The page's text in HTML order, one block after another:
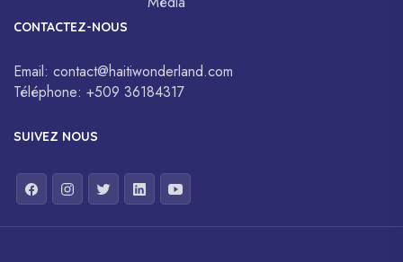
CONTACTEZ-NOUS
Email: contact@haitiwonderland.com
Téléphone: +509 36184317
SUIVEZ NOUS